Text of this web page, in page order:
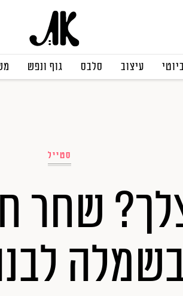
ביוטי עיצוב סלבס גוף ונפש
סטייל
שחר